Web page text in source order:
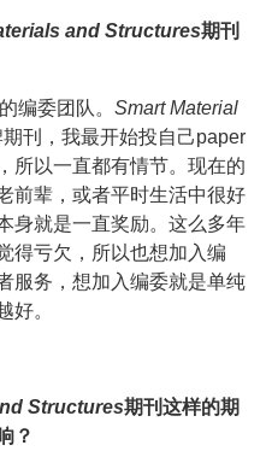
and Structures期刊
编委团队。 Smart Material
刊，我最开始投自己paper
所以一直都有情节。现在的
前辈，或者平时生活中很好
身就是一直奖励。这么多年
得亏欠，所以也想加入编
服务，想加入编委就是单纯
好。
Structures期刊这样的期
？